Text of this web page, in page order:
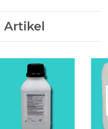
Artikel